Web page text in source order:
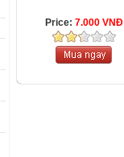
Price: 7.000 VNĐ